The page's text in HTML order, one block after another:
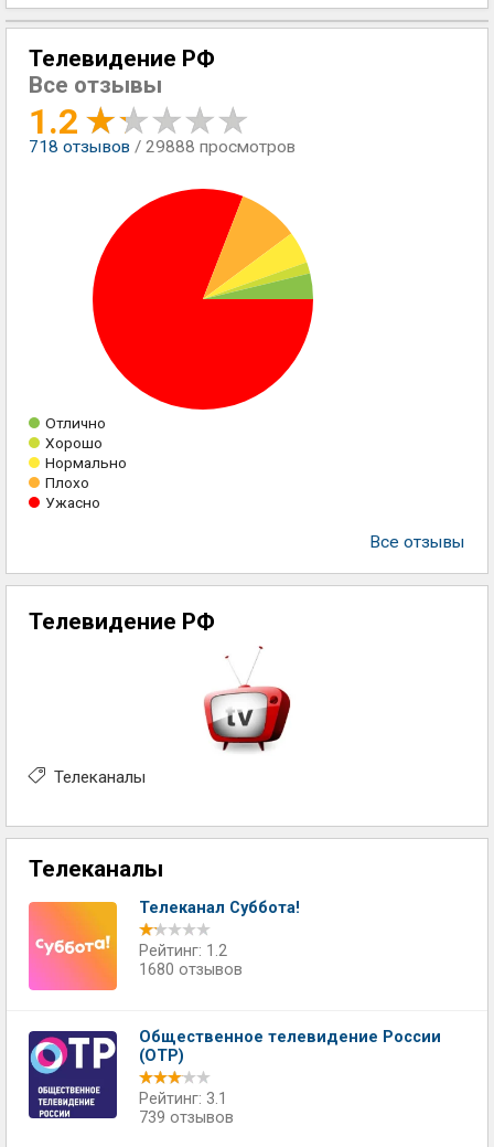
Телевидение РФ
Все отзывы
1.2
718 отзывов / 29888 просмотров
Отлично
Хорошо
Нормально
Плохо
Ужасно
Все отзывы
Телевидение РФ
Телеканалы
Телеканалы
Телеканал Суббота!
Рейтинг: 1.2
1680 отзывов
Общественное телевидение России
(ОТР)
Рейтинг: 3.1
739 отзывов